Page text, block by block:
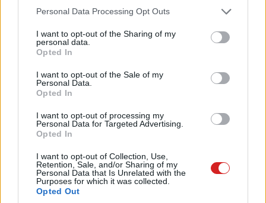
Please note that this website/app uses one or more Google
not limited to your visit or usage behaviour. You may click to
grant or deny consent to Google and its third-party tags to
use your data for below specified purposes in below Google
consent section.
Personal Data Processing Opt Outs
I want to opt-out of the Sharing of my
personal data.
Opted In
I want to opt-out of the Sale of my
Personal Data.
Opted In
I want to opt-out of processing my
Personal Data for Targeted Advertising.
Opted In
I want to opt-out of Collection, Use,
Retention, Sale, and/or Sharing of my
Personal Data that Is Unrelated with the
Purposes for which it was collected.
Opted Out
memóriájának 6 slotja kissé ormótlanul mutatott az
alaplapokon, de a Sandy Bridge-E négycsatornás
rendszerét átvehette volna az új platform, hogy
megnövelje a memória sávszélességét.
lehetett, hogy az új generációs processzorok felső
szegmensének TDP-je 77 W. Ez közel 50 W-tal kevesebb,
mint a Sandy Bridge Extreme modellek TDP-je, de a